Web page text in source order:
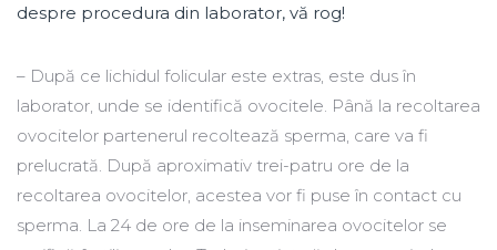
despre procedura din laborator, vă rog!
– După ce lichidul folicular este extras, este dus în
laborator, unde se identifică ovocitele. Până la recoltarea
ovocitelor partenerul recoltează sperma, care va fi
prelucrată. După aproximativ trei-patru ore de la
recoltarea ovocitelor, acestea vor fi puse în contact cu
sperma. La 24 de ore de la inseminarea ovocitelor se